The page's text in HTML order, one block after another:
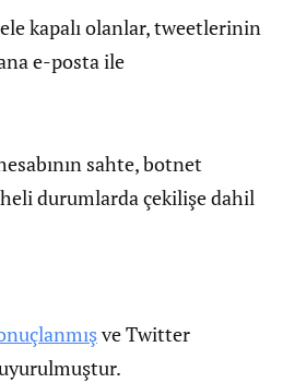
kapalı olanlar, tweetlerinin
e-posta ile
sahte, botnet
durumlarda çekilişe dahil
ve Twitter